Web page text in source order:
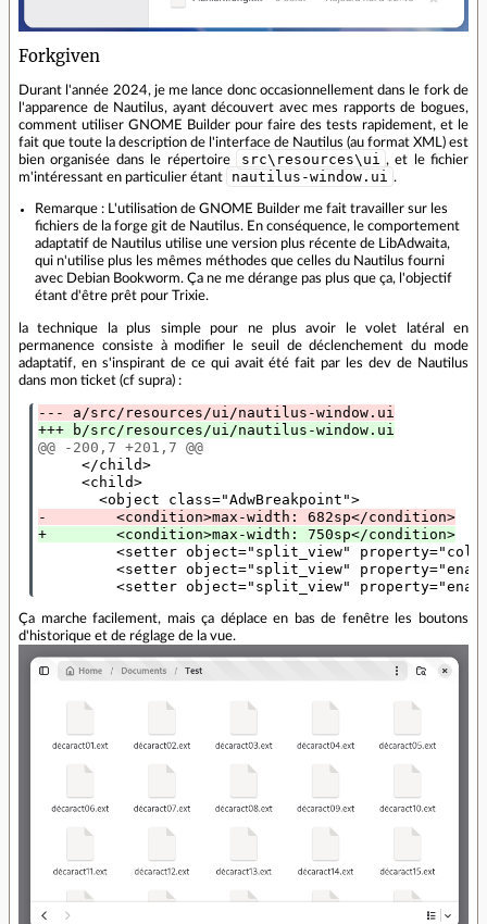
Forkgiven
Durant l'année 2024, je me lance donc occasionnellement dans le fork de
l'apparence de Nautilus, ayant découvert avec mes rapports de bogues,
comment utiliser GNOME Builder pour faire des tests rapidement, et le
fait que toute la description de l'interface de Nautilus (au format XML) est
bien organisée dans le répertoire
src\resources\ui , et le fichier
m'intéressant en particulier étant
nautilus-window.ui .
Remarque : L'utilisation de GNOME Builder me fait travailler sur les
fichiers de la forge git de Nautilus. En conséquence, le comportement
adaptatif de Nautilus utilise une version plus récente de LibAdwaita,
qui n'utilise plus les mêmes méthodes que celles du Nautilus fourni
avec Debian Bookworm. Ça ne me dérange pas plus que ça, l'objectif
étant d'être prêt pour Trixie.
la technique la plus simple pour ne plus avoir le volet latéral en
permanence consiste à modifier le seuil de déclenchement du mode
adaptatif, en s'inspirant de ce qui avait été fait par les dev de Nautilus
dans mon ticket (cf supra) :
--- a/src/resources/ui/nautilus-window.ui
+++ b/src/resources/ui/nautilus-window.ui
@@ -200,7 +201,7 @@
     </child>
     <child>
-        <condition>max-width: 682sp</condition>
+        <condition>max-width: 750sp</condition>
<setter object="split_view"
<setter object="split_view"
<setter object="split_view"
Ça marche facilement, mais ça déplace en bas de fenêtre les boutons
d'historique et de réglage de la vue.